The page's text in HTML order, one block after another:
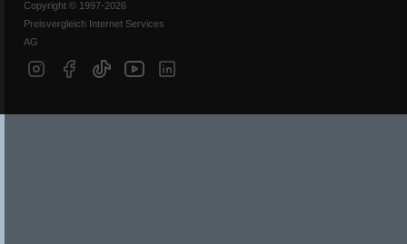
Copyright © 1997-2026
Preisvergleich Internet Services
AG